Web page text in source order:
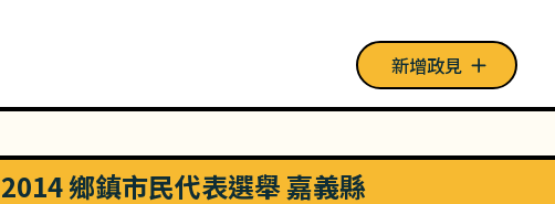
新增政見
2014 鄉鎮市民代表選舉 嘉義縣